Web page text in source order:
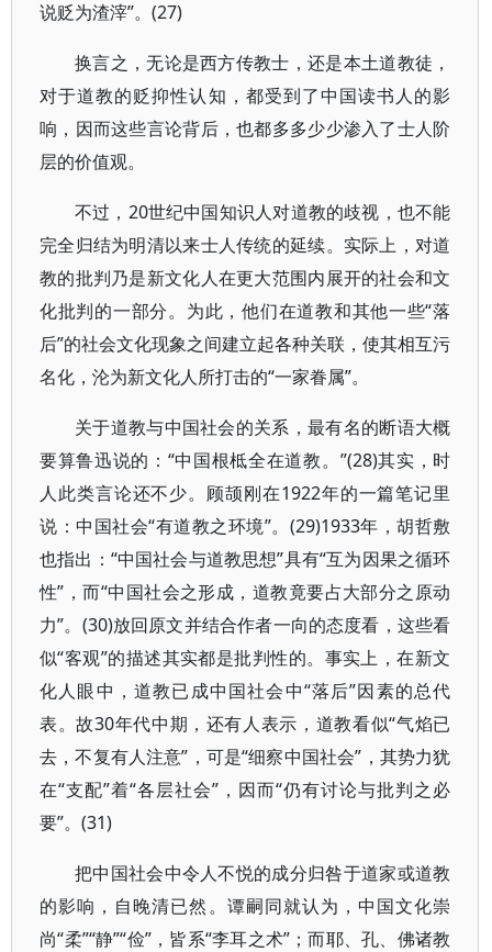
说贬为渣滓”。(27)
换言之，无论是西方传教士，还是本土道教徒，
对于道教的贬抑性认知，都受到了中国读书人的影
响，因而这些言论背后，也都多多少少渗入了士人阶
层的价值观。
不过，20世纪中国知识人对道教的歧视，也不能
完全归结为明清以来士人传统的延续。实际上，对道
教的批判乃是新文化人在更大范围内展开的社会和文
化批判的一部分。为此，他们在道教和其他一些“落
后”的社会文化现象之间建立起各种关联，使其相互污
名化，沦为新文化人所打击的“一家眷属”。
关于道教与中国社会的关系，最有名的断语大概
要算鲁迅说的：“中国根柢全在道教。”(28)其实，时
人此类言论还不少。顾颉刚在1922年的一篇笔记里
说：中国社会“有道教之环境”。(29)1933年，胡哲敷
也指出：“中国社会与道教思想”具有“互为因果之循环
性”，而“中国社会之形成，道教竟要占大部分之原动
力”。(30)放回原文并结合作者一向的态度看，这些看
似“客观”的描述其实都是批判性的。事实上，在新文
化人眼中，道教已成中国社会中“落后”因素的总代
表。故30年代中期，还有人表示，道教看似“气焰已
去，不复有人注意”，可是“细察中国社会”，其势力犹
在“支配”着“各层社会”，因而“仍有讨论与批判之必
要”。(31)
把中国社会中令人不悦的成分归咎于道家或道教
的影响，自晚清已然。谭嗣同就认为，中国文化崇
尚“柔”“静”“俭”，皆系“李耳之术”；而耶、孔、佛诸教